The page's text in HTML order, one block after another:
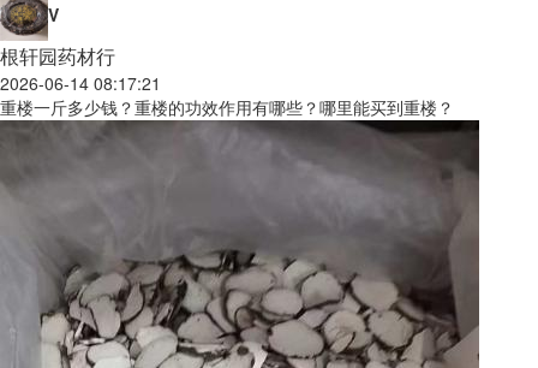
V
根轩园药材行
2026-06-14 08:17:21
重楼一斤多少钱？重楼的功效作用有哪些？哪里能买到重楼？